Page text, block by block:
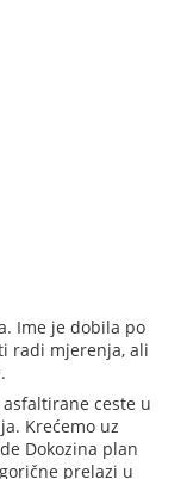
Ime je dobila po
radi mjerenja, ali
ceste u
Krećemo uz
Dokozina plan
prelazi u